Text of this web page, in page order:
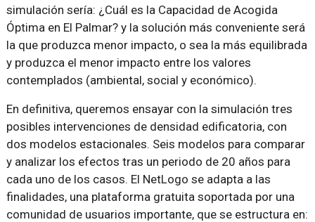
simulación sería: ¿Cuál es la Capacidad de Acogida
Óptima en El Palmar? y la solución más conveniente será
la que produzca menor impacto, o sea la más equilibrada
y produzca el menor impacto entre los valores
contemplados (ambiental, social y económico).
En definitiva, queremos ensayar con la simulación tres
posibles intervenciones de densidad edificatoria, con
dos modelos estacionales. Seis modelos para comparar
y analizar los efectos tras un periodo de 20 años para
cada uno de los casos. El NetLogo se adapta a las
finalidades, una plataforma gratuita soportada por una
comunidad de usuarios importante, que se estructura en: